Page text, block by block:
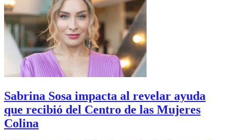
Sabrina Sosa impacta al revelar ayuda
que recibió del Centro de las Mujeres
Colina